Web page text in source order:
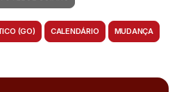
(GO) CALENDÁRIO MUDANÇA